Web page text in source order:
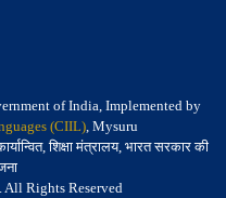
of India, Implemented by
(CIIL), Mysuru
शिक्षा मंत्रालय, भारत सरकार की
. All Rights Reserved